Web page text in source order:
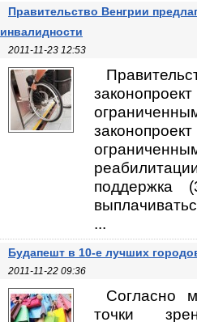
Правительство Венгрии
инвалидности
2011-11-23 12:53
поддержка
...
Будапешт в 10-е лучших
2011-11-22 09:36
Согласно
точки